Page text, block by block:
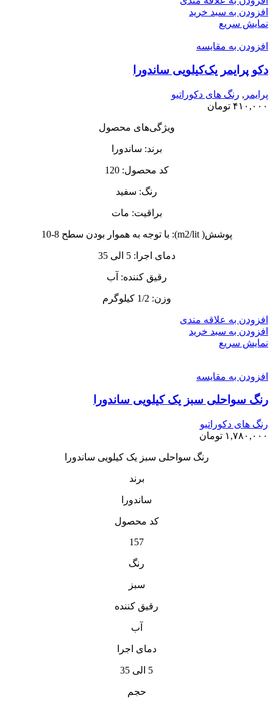
افزودن به سبد خرید
نمایش سریع
افزودن به مقایسه
دکو پرایمر یک‌کیلویی ساندورا
پرایمر , رنگ های دکوراتیو
۴۱۰,۰۰۰ تومان
ویژگی‌های محصول
برند: ساندورا
کد محصول: 120
رنگ: سفید
براقیت: مات
پوشش( m2/lit): با توجه به هموار بودن سطح 8-10
دمای اجرا: 5 الی 35
رقیق کننده: آب
وزن: 1/2 کیلوگرم
افزودن به علاقه مندی
افزودن به سبد خرید
نمایش سریع
افزودن به مقایسه
رنگ سواحلی سبز یک کیلویی ساندورا
رنگ های دکوراتیو
۱,۷۸۰,۰۰۰ تومان
رنگ سواحلی سبز یک کیلویی ساندورا
برند
ساندورا
کد محصول
157
رنگ
سبز
رقیق کننده
آب
دمای اجرا
5 الی 35
حجم